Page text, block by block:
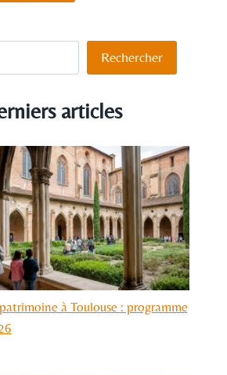
RechercherRechercher
articles
à Toulouse : programme